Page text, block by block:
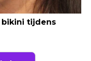
bikini tijdens